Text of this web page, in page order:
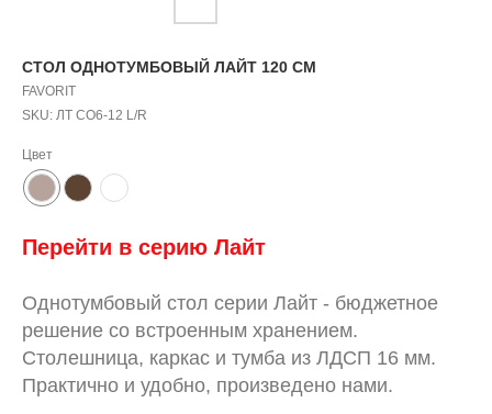
СТОЛ ОДНОТУМБОВЫЙ ЛАЙТ 120 СМ
FAVORIT
SKU: ЛТ СО6-12 L/R
Цвет
Перейти в серию Лайт
Однотумбовый стол серии Лайт - бюджетное
решение со встроенным хранением.
Столешница, каркас и тумба из ЛДСП 16 мм.
Практично и удобно, произведено нами.